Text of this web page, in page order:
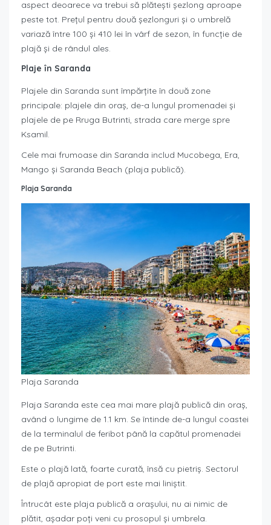
aspect deoarece va trebui să plătești șezlong aproape
peste tot. Prețul pentru două șezlonguri și o umbrelă
variază între 100 și 410 lei în vârf de sezon, în funcție de
plajă și de rândul ales.
Plaje în Saranda
Plajele din Saranda sunt împărțite în două zone
principale: plajele din oraș, de-a lungul promenadei și
plajele de pe Rruga Butrinti, strada care merge spre
Ksamil.
Cele mai frumoase din Saranda includ Mucobega, Era,
Mango și Saranda Beach (plaja publică).
Plaja Saranda
Plaja Saranda
Plaja Saranda este cea mai mare plajă publică din oraș,
având o lungime de 1.1 km. Se întinde de-a lungul coastei
de la terminalul de feribot până la capătul promenadei
de pe Butrinti.
Este o plajă lată, foarte curată, însă cu pietriș. Sectorul
de plajă apropiat de port este mai liniștit.
Întrucât este plaja publică a orașului, nu ai nimic de
plătit, așadar poți veni cu prosopul și umbrela.